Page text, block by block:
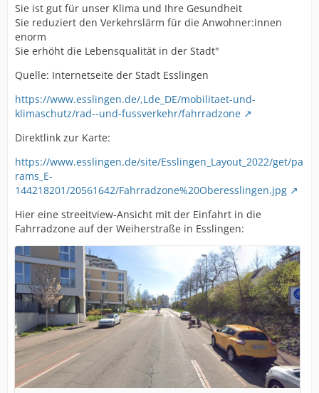
Sie ist gut für unser Klima und Ihre Gesundheit
Sie reduziert den Verkehrslärm für die Anwohner:innen
enorm
Sie erhöht die Lebensqualität in der Stadt"
Quelle: Internetseite der Stadt Esslingen
https://www.esslingen.de/,Lde_DE/mobilitaet-und-
klimaschutz/rad--und-fussverkehr/fahrradzone
Direktlink zur Karte:
https://www.esslingen.de/site/Esslingen_Layout_2022/get/pa
rams_E-
144218201/20561642/Fahrradzone%20Oberesslingen.jpg
Hier eine streeitview-Ansicht mit der Einfahrt in die
Fahrradzone auf der Weiherstraße in Esslingen: